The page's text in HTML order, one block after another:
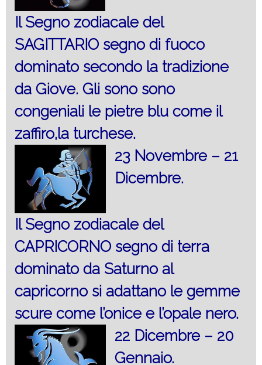
Il Segno zodiacale del
SAGITTARIO segno di fuoco
dominato secondo la tradizione
da Giove. Gli sono sono
congeniali le pietre blu come il
zaffiro,la turchese.
23 Novembre – 21
Dicembre.
Il Segno zodiacale del
CAPRICORNO segno di terra
dominato da Saturno al
capricorno si adattano le gemme
scure come l’onice e l’opale nero.
22 Dicembre – 20
Gennaio.